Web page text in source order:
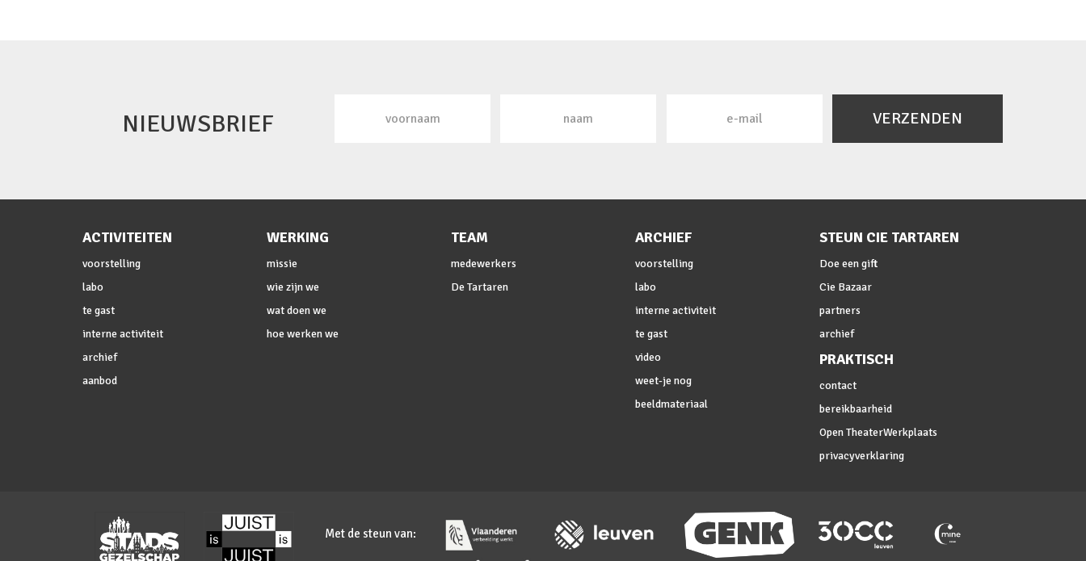
NIEUWSBRIEF VERZENDEN
ACTIVITEITEN
voorstelling
labo
te gast
interne activiteit
archief
aanbod
WERKING
missie
wie zijn we
wat doen we
hoe werken we
TEAM
medewerkers
De Tartaren
ARCHIEF
voorstelling
labo
interne activiteit
te gast
video
weet-je nog
beeldmateriaal
STEUN CIE TARTAREN
Doe een gift
Cie Bazaar
partners
archief
PRAKTISCH
contact
bereikbaarheid
Open TheaterWerkplaats
privacyverklaring
Met de steun van: